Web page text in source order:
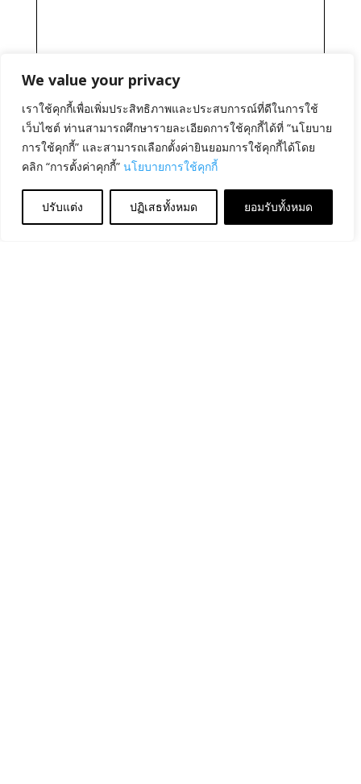
We value your privacy
เราใช้คุกกี้เพื่อเพิ่มประสิทธิภาพและประสบการณ์ที่ดีในการใช้
เว็บไซต์ ท่านสามารถศึกษารายละเอียดการใช้คุกกี้ได้ที่ “นโยบาย
การใช้คุกกี้” และสามารถเลือกตั้งค่ายินยอมการใช้คุกกี้ได้โดย
คลิก “การตั้งค่าคุกกี้” นโยบายการใช้คุกกี้
ปรับแต่ง ปฏิเสธทั้งหมด ยอมรับทั้งหมด